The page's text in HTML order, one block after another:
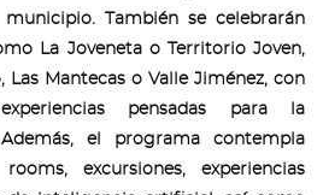
También se celebrarán
La Joveneta o Territorio Joven,
Las Mantecas o Valle Jiménez, con
pensadas para la
el programa contempla
excursiones, experiencias